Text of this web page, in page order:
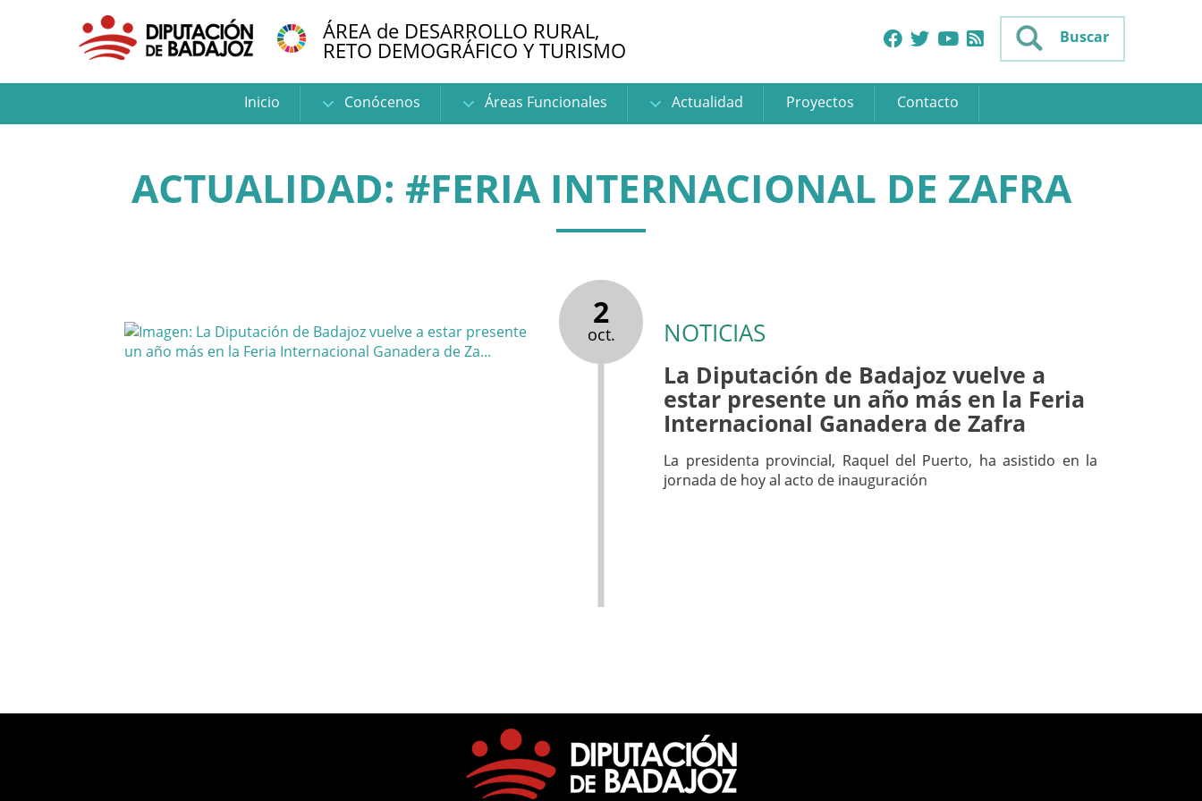
ÁREA de DESARROLLO RURAL,
RETO DEMOGRÁFICO Y TURISMO Buscar
Inicio Conócenos Áreas Funcionales Actualidad Proyectos Contacto
ACTUALIDAD: #FERIA INTERNACIONAL DE ZAFRA
2
oct. NOTICIAS
La Diputación de Badajoz vuelve a
estar presente un año más en la Feria
Internacional Ganadera de Zafra
La presidenta provincial, Raquel del Puerto, ha asistido en la
jornada de hoy al acto de inauguración